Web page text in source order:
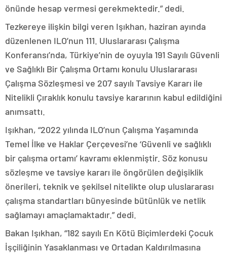
önünde hesap vermesi gerekmektedir.” dedi.
Tezkereye ilişkin bilgi veren Işıkhan, haziran ayında
düzenlenen ILO’nun 111. Uluslararası Çalışma
Konferansı’nda, Türkiye’nin de oyuyla 191 Sayılı Güvenli
ve Sağlıklı Bir Çalışma Ortamı konulu Uluslararası
Çalışma Sözleşmesi ve 207 sayılı Tavsiye Kararı ile
Nitelikli Çıraklık konulu tavsiye kararının kabul edildiğini
anımsattı.
Işıkhan, “2022 yılında ILO’nun Çalışma Yaşamında
Temel İlke ve Haklar Çerçevesi’ne ‘Güvenli ve sağlıklı
bir çalışma ortamı’ kavramı eklenmiştir. Söz konusu
sözleşme ve tavsiye kararı ile öngörülen değişiklik
önerileri, teknik ve şekilsel nitelikte olup uluslararası
çalışma standartları bünyesinde bütünlük ve netlik
sağlamayı amaçlamaktadır.” dedi.
Bakan Işıkhan, “182 sayılı En Kötü Biçimlerdeki Çocuk
İşçiliğinin Yasaklanması ve Ortadan Kaldırılmasına